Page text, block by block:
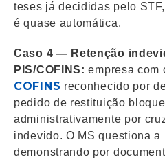
teses já decididas pelo
é quase automática.
Caso 4 — Retenção
PIS/COFINS: empresa com
COFINS reconhecido por
pedido de restituição
administrativamente por
indevido. O MS questiona a
demonstrando por